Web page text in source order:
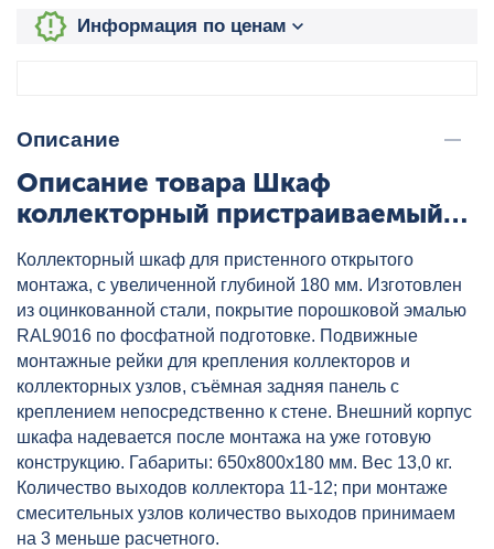
Информация по ценам
Описание
Описание товара Шкаф
коллекторный пристраиваемый
ШРНУ4 VALTEC, артикул:
VTc.541.U.04
Коллекторный шкаф для пристенного открытого
монтажа, с увеличенной глубиной 180 мм. Изготовлен
из оцинкованной стали, покрытие порошковой эмалью
RAL9016 по фосфатной подготовке. Подвижные
монтажные рейки для крепления коллекторов и
коллекторных узлов, съёмная задняя панель с
креплением непосредственно к стене. Внешний корпус
шкафа надевается после монтажа на уже готовую
конструкцию. Габариты: 650х800х180 мм. Вес 13,0 кг.
Количество выходов коллектора 11-12; при монтаже
смесительных узлов количество выходов принимаем
на 3 меньше расчетного.